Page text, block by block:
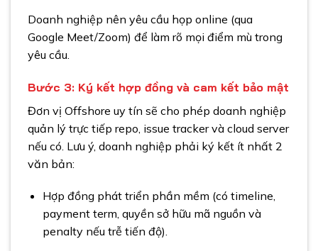
Doanh nghiệp nên yêu cầu họp online (qua
Google Meet/Zoom) để làm rõ mọi điểm mù trong
yêu cầu.
Bước 3: Ký kết hợp đồng và cam kết bảo mật
Đơn vị Offshore uy tín sẽ cho phép doanh nghiệp
quản lý trực tiếp repo, issue tracker và cloud server
nếu có. Lưu ý, doanh nghiệp phải ký kết ít nhất 2
văn bản:
Hợp đồng phát triển phần mềm (có timeline,
payment term, quyền sở hữu mã nguồn và
penalty nếu trễ tiến độ).